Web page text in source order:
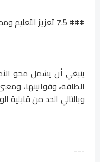
### 7.5 تعزيز التعليم ومحو الأمية العامة
ينبغي أن يشمل محو
الطاقة، وقوانينها،
وبالتالي الحد من
---